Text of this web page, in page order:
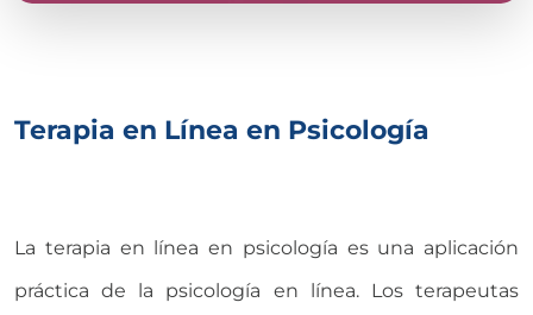
Terapia en Línea en Psicología
La terapia en línea en psicología es una aplicación
práctica de la psicología en línea. Los terapeutas